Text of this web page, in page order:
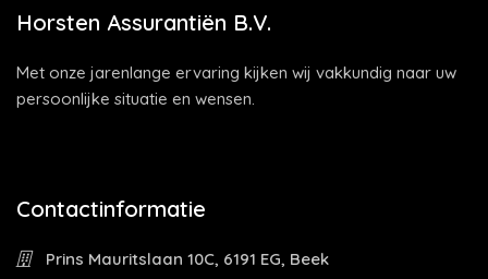
Horsten Assurantiën B.V.
Met onze jarenlange ervaring kijken wij vakkundig naar uw
persoonlijke situatie en wensen.
Contactinformatie
Prins Mauritslaan 10C, 6191 EG, Beek